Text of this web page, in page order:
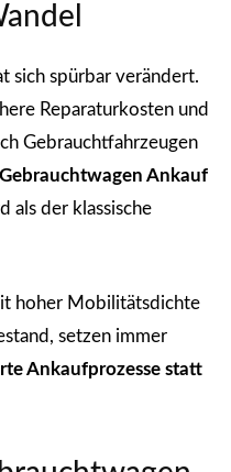
sich spürbar verändert.
Reparaturkosten und
Gebrauchtfahrzeugen
Ankauf
als der klassische
hoher Mobilitätsdichte
setzen immer
Ankaufprozesse statt